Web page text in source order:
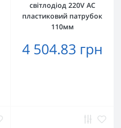
світлодіод 220V AC
пластиковий патрубок
110мм
4 504.83 грн